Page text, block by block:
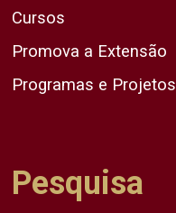
Cursos
Promova a Extensão
Programas e Projetos
Pesquisa